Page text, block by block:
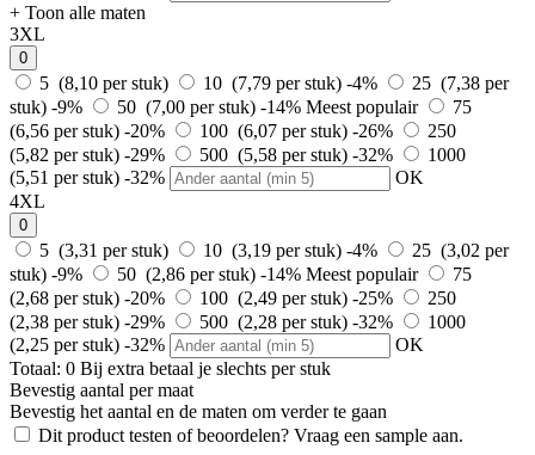
+ Toon alle maten
3XL
0
5 (8,10 per stuk) 10 (7,79 per stuk) -4%
25 (7,38 per
stuk) -9% 50 (7,00 per stuk) -14% Meest populair
75
(6,56 per stuk) -20% 100 (6,07 per stuk) -26%
250
(5,82 per stuk) -29% 500 (5,58 per stuk) -32%
1000
(5,51 per stuk) -32%
OK
4XL
0
5 (3,31 per stuk) 10 (3,19 per stuk) -4%
25 (3,02 per
stuk) -9% 50 (2,86 per stuk) -14% Meest populair
75
(2,68 per stuk) -20% 100 (2,49 per stuk) -25%
250
(2,38 per stuk) -29% 500 (2,28 per stuk) -32%
1000
(2,25 per stuk) -32%
OK
Totaal: 0 Bij extra betaal je slechts per stuk
Bevestig aantal per maat
Bevestig het aantal en de maten om verder te gaan
Dit product testen of beoordelen? Vraag een sample aan.